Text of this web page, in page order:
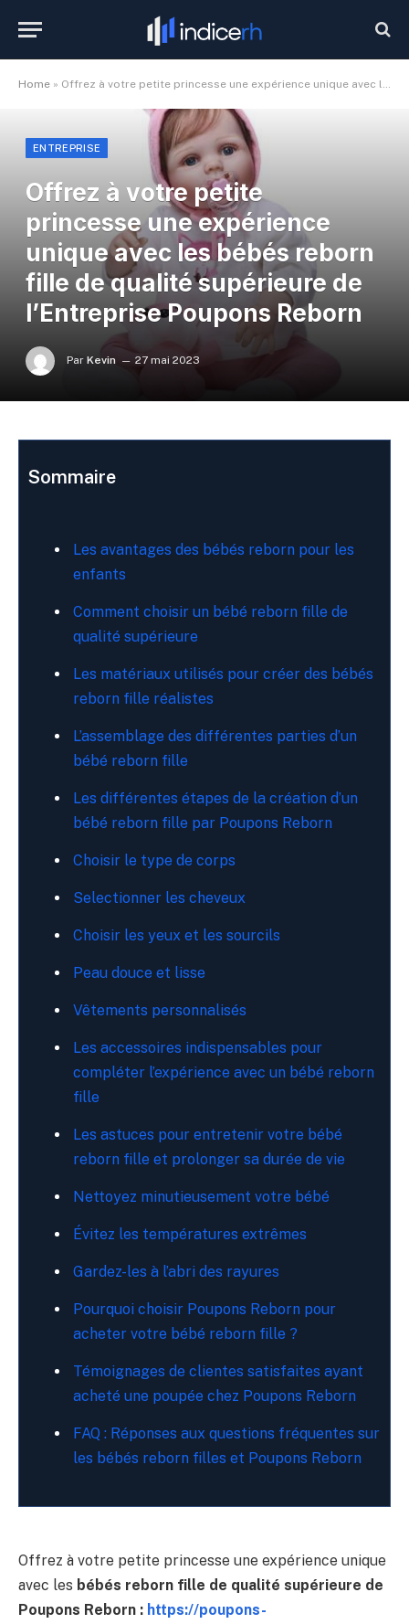
Home » Offrez à votre petite princesse une expérience unique avec les bébés reborn fille de qualité supérieure de l’Entreprise Poupons Reborn
ENTREPRISE
Offrez à votre petite
princesse une expérience
unique avec les bébés reborn
fille de qualité supérieure de
l’Entreprise Poupons Reborn
Par Kevin 27 mai 2023
Sommaire
Les avantages des bébés reborn pour les
enfants
Comment choisir un bébé reborn fille de
qualité supérieure
Les matériaux utilisés pour créer des bébés
reborn fille réalistes
L’assemblage des différentes parties d’un
bébé reborn fille
Les différentes étapes de la création d’un
bébé reborn fille par Poupons Reborn
Choisir le type de corps
Selectionner les cheveux
Choisir les yeux et les sourcils
Peau douce et lisse
Vêtements personnalisés
Les accessoires indispensables pour
compléter l’expérience avec un bébé reborn
fille
Les astuces pour entretenir votre bébé
reborn fille et prolonger sa durée de vie
Nettoyez minutieusement votre bébé
Évitez les températures extrêmes
Gardez-les à l’abri des rayures
Pourquoi choisir Poupons Reborn pour
acheter votre bébé reborn fille ?
Témoignages de clientes satisfaites ayant
acheté une poupée chez Poupons Reborn
FAQ : Réponses aux questions fréquentes sur
les bébés reborn filles et Poupons Reborn
Offrez à votre petite princesse une expérience unique
avec les bébés reborn fille de qualité supérieure de
Poupons Reborn : https://poupons-